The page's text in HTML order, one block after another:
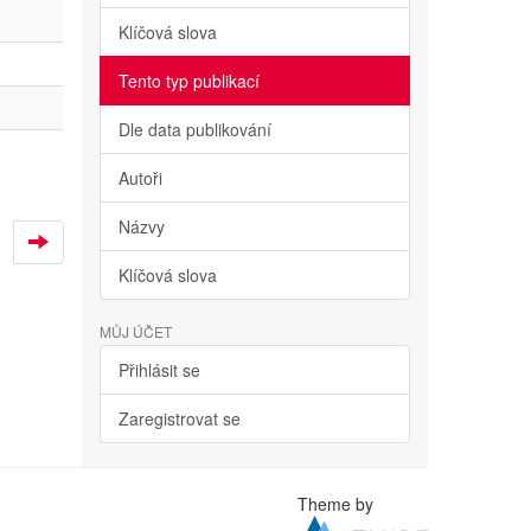
Klíčová slova
Tento typ publikací
Dle data publikování
Autoři
Názvy
Klíčová slova
MŮJ ÚČET
Přihlásit se
Zaregistrovat se
Theme by